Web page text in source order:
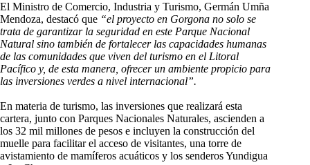
El Ministro de Comercio, Industria y Turismo, Germán Umña
Mendoza, destacó que “el proyecto en Gorgona no solo se
trata de garantizar la seguridad en este Parque Nacional
Natural sino también de fortalecer las capacidades humanas
de las comunidades que viven del turismo en el Litoral
Pacífico y, de esta manera, ofrecer un ambiente propicio para
las inversiones verdes a nivel internacional”.
En materia de turismo, las inversiones que realizará esta
cartera, junto con Parques Nacionales Naturales, ascienden a
los 32 mil millones de pesos e incluyen la construcción del
muelle para facilitar el acceso de visitantes, una torre de
avistamiento de mamíferos acuáticos y los senderos Yundigua